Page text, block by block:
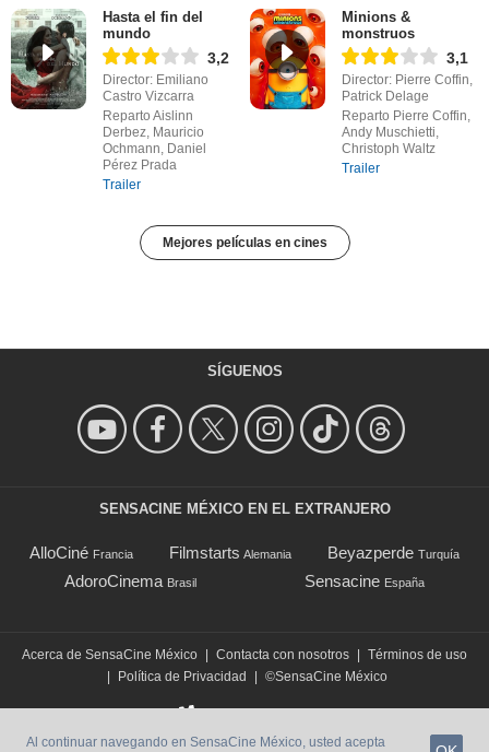
Hasta el fin del
mundo
3,2
Director: Emiliano
Castro Vizcarra
Reparto Aislinn
Derbez, Mauricio
Ochmann, Daniel
Pérez Prada
Trailer
Minions &
monstruos
3,1
Director: Pierre Coffin,
Patrick Delage
Reparto Pierre Coffin,
Andy Muschietti,
Christoph Waltz
Trailer
Mejores películas en cines
SÍGUENOS
SENSACINE MÉXICO EN EL EXTRANJERO
AlloCiné Francia Filmstarts Alemania Beyazperde Turquía
AdoroCinema Brasil Sensacine España
Acerca de SensaCine México Contacta con nosotros
Términos de uso
Política de Privacidad ©SensaCine México
Al continuar navegando en SensaCine México, usted acepta